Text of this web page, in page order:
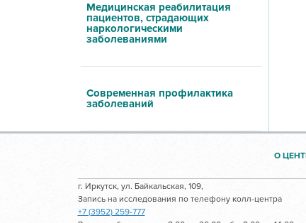
Медицинская реабилитация
пациентов, страдающих
наркологическими
заболеваниями
Современная профилактика
заболеваний
О
г. Иркутск, ул. Байкальская, 109,
Запись на исследования по телефону колл-центра
+7 (3952) 259-777